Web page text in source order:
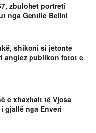
zbulohet portreti
nga Gentile Belini
shikoni si jetonte
anglez publikon fotot e
e xhaxhait të Vjosa
gjallë nga Enveri